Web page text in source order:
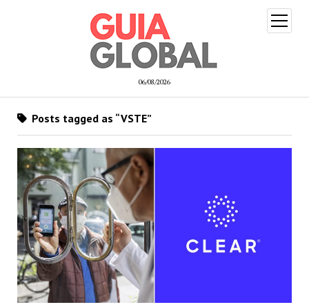
06/08/2026
open
menu
Posts tagged as “VSTE”